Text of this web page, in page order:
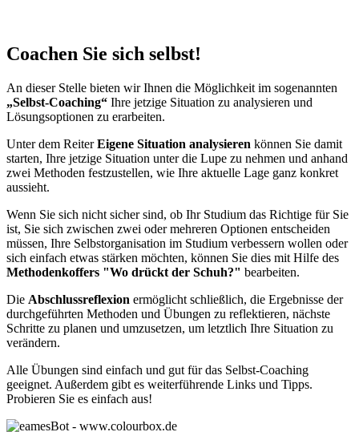
Coachen Sie sich selbst!
An dieser Stelle bieten wir Ihnen die Möglichkeit im sogenannten
„Selbst-Coaching“ Ihre jetzige Situation zu analysieren und
Lösungsoptionen zu erarbeiten.
Unter dem ReiterEigene Situation analysieren können Sie damit
starten, Ihre jetzige Situation unter die Lupe zu nehmen und anhand
zwei Methoden festzustellen, wie Ihre aktuelle Lage ganz konkret
aussieht.
Wenn Sie sich nicht sicher sind, ob Ihr Studium das Richtige für Sie
ist, Sie sich zwischen zwei oder mehreren Optionen entscheiden
müssen, Ihre Selbstorganisation im Studium verbessern wollen oder
sich einfach etwas stärken möchten, können Sie dies mit Hilfe des
Methodenkoffers "Wo drückt der Schuh?" bearbeiten.
Die Abschlussreflexion ermöglicht schließlich, die Ergebnisse der
durchgeführten Methoden und Übungen zu reflektieren, nächste
Schritte zu planen und umzusetzen, um letztlich Ihre Situation zu
verändern.
Alle Übungen sind einfach und gut für das Selbst-Coaching
geeignet. Außerdem gibt es weiterführende Links und Tipps.
Probieren Sie es einfach aus!